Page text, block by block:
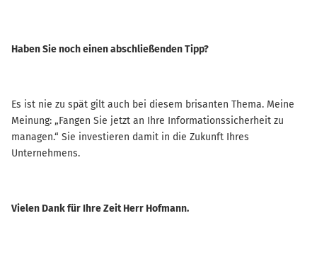
Haben Sie noch einen abschließenden Tipp?
Es ist nie zu spät gilt auch bei diesem brisanten Thema. Meine
Meinung: „Fangen Sie jetzt an Ihre Informationssicherheit zu
managen.“ Sie investieren damit in die Zukunft Ihres
Unternehmens.
Vielen Dank für Ihre Zeit Herr Hofmann.